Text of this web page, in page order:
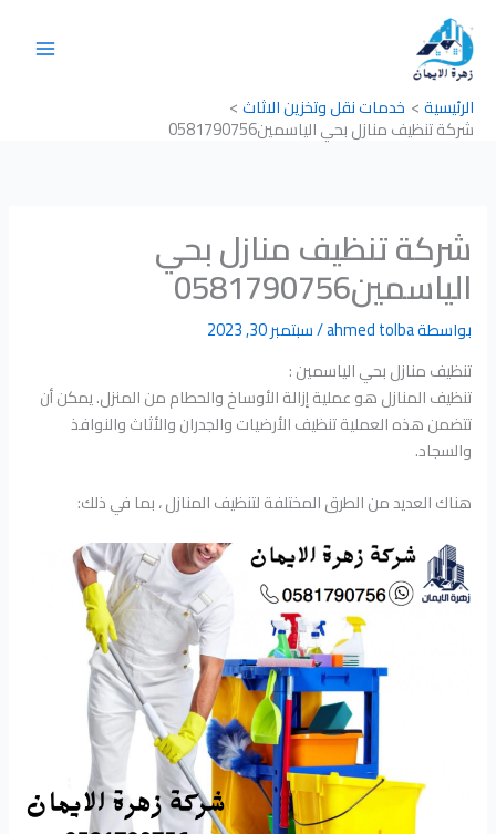
المحتوى
الرئيسية
خدمات نقل وتخزين الاثاث
شركة تنظيف منازل بحي الياسمين0581790756
شركة تنظيف منازل بحي
الياسمين0581790756
بواسطةahmed tolba
/سبتمبر 30, 2023
تنظيف منازل بحي الياسمين :
تنظيف المنازل هو عملية إزالة الأوساخ والحطام من المنزل. يمكن أن
تتضمن هذه العملية تنظيف الأرضيات والجدران والأثاث والنوافذ
والسجاد.
هناك العديد من الطرق المختلفة لتنظيف المنازل ، بما في ذلك: